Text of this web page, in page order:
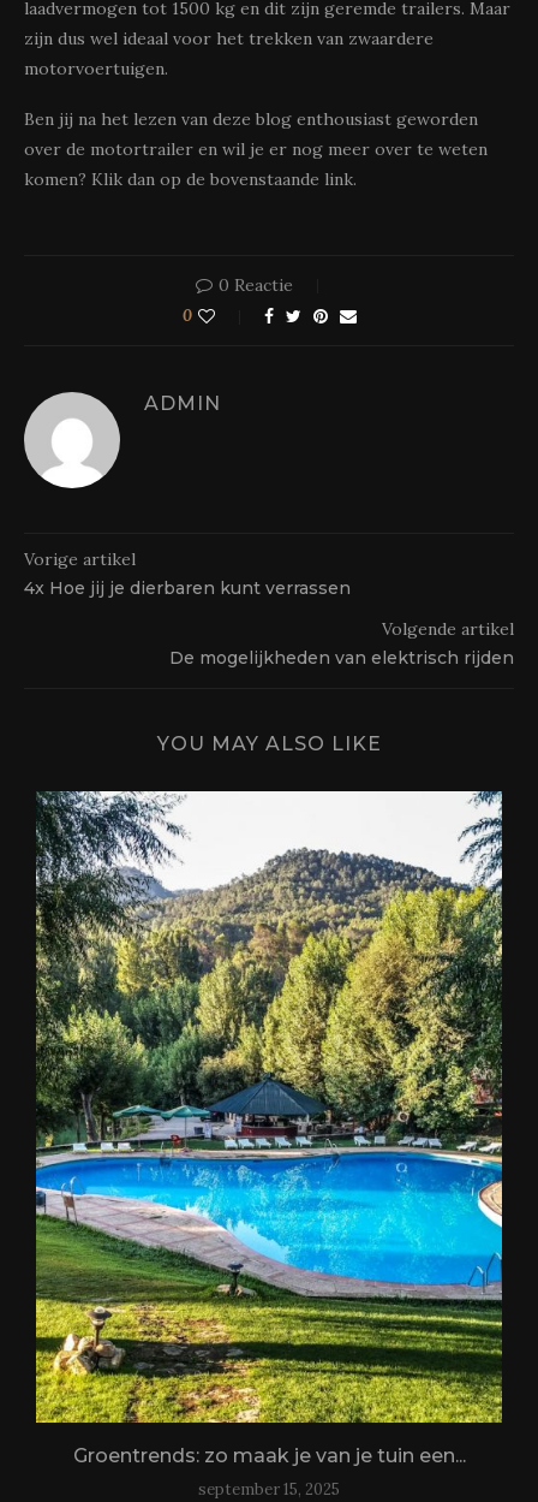
laadvermogen tot 1500 kg en dit zijn geremde trailers. Maar
zijn dus wel ideaal voor het trekken van zwaardere
motorvoertuigen.
Ben jij na het lezen van deze blog enthousiast geworden
over de motortrailer en wil je er nog meer over te weten
komen? Klik dan op de bovenstaande link.
0 Reactie
0
ADMIN
Vorige artikel
4x Hoe jij je dierbaren kunt verrassen
Volgende artikel
De mogelijkheden van elektrisch rijden
YOU MAY ALSO LIKE
Groentrends: zo maak je van je tuin een...
september 15, 2025